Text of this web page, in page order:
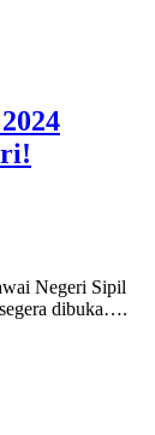
Negeri Sipil
dibuka….